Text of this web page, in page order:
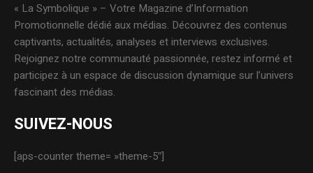
« La Symbolique » – Votre Magazine d’Information
Promotionnelle dédié aux médias. Découvrez des contenus
captivants, actualités, analyses et interviews exclusives.
Rejoignez notre communauté passionnée, restez informé et
participez à un espace de discussion dynamique sur l’univers
fascinant des médias.
SUIVEZ-NOUS
[aps-counter theme= »theme-5″]